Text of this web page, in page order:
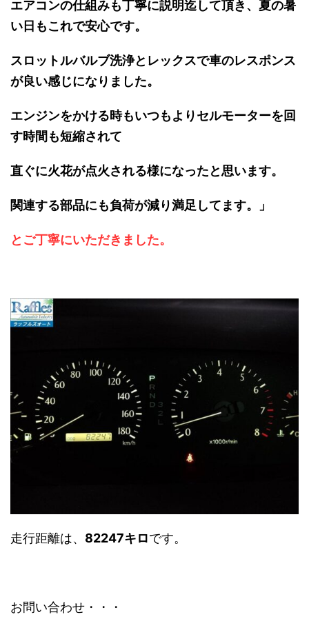
エアコンの仕組みも丁寧に説明迄して頂き、夏の暑
い日もこれで安心です。
スロットルバルブ洗浄とレックスで車のレスポンス
が良い感じになりました。
エンジンをかける時もいつもよりセルモーターを回
す時間も短縮されて
直ぐに火花が点火される様になったと思います。
関連する部品にも負荷が減り満足してます。」
とご丁寧にいただきました。
走行距離は、 82247キロです。
お問い合わせ・・・